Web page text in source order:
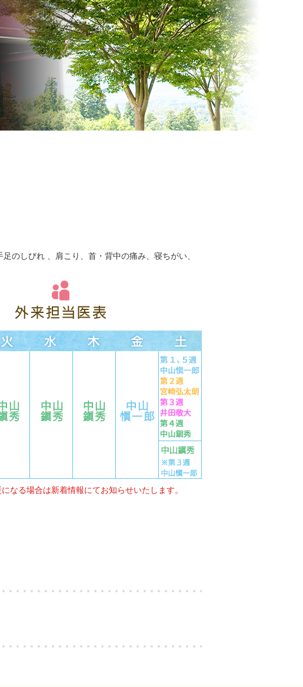
のしびれ 、肩こり、首・背中の痛み、寝ちがい、
なる場合は新着情報にてお知らせいたします。